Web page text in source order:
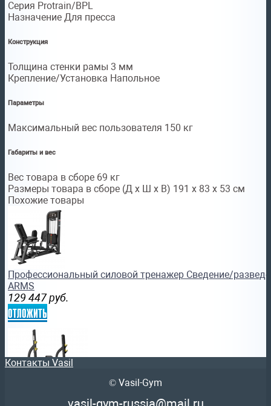
Серия Protrain/BPL
Назначение Для пресса
Конструкция
Толщина стенки рамы 3 мм
Крепление/Установка Напольное
Параметры
Максимальный вес пользователя 150 кг
Габариты и вес
Вес товара в сборе 69 кг
Размеры товара в сборе (Д x Ш x В) 191 х 83 х 53 см
Похожие товары
Профессиональный силовой тренажер Сведение/
ARMS
129 447 руб.
отложить
Скамья для жима наклонная Protrain LFP142 силовой
Контакты Vasil
© Vasil-Gym